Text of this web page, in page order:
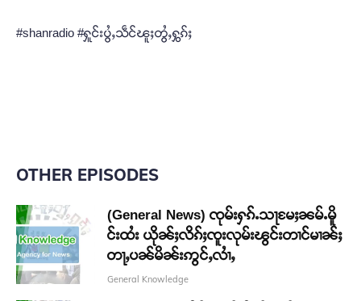
#shanradio #ႁူင်းပွႆႇသဵင်ၽူႈတွႆႇႁွၵ်ႈ
OTHER EPISODES
(General News) ၸုမ်းႁၵ်ႉသႃမႄႈၼမ်ႉမိူ
င်းထႆး ယိုၼ်ႈလိၵ်ႈၸူးလုမ်းၽွင်းတၢင်မၢၼ်ႈ
တႃႇပၼ်မိၼ်းဢွင်ႇလၢႆႇ
General Knowledge